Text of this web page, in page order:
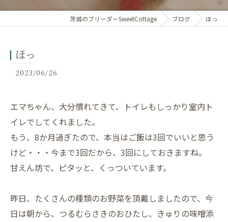
茨城のブリーダーSweetCottage ブログ ほっ
ほっ
2023/06/26
エマちゃん、大分慣れてきて、トイレもしっかり室内ト
イレでしてくれました。
もう、8か月過ぎたので、本当はご飯は3回でいいと思う
けど・・・今まで3回だから、3回にしておきますね。
甘えん坊で、ピタッと、くっついています。
昨日、たくさんの種類のお野菜を頂戴しましたので、今
日は朝から、つるむらさきのおひたし、きゅりの味噌添